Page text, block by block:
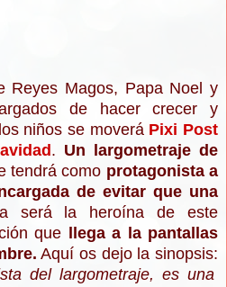
Reyes Magos, Papa Noel y
de hacer crecer y
niños se moverá Pixi Post
. Un largometraje de
tendrá como protagonista a
de evitar que una
será la heroína de este
que
llega a la pantallas
Aquí os dejo la sinopsis:
del largometraje, es una